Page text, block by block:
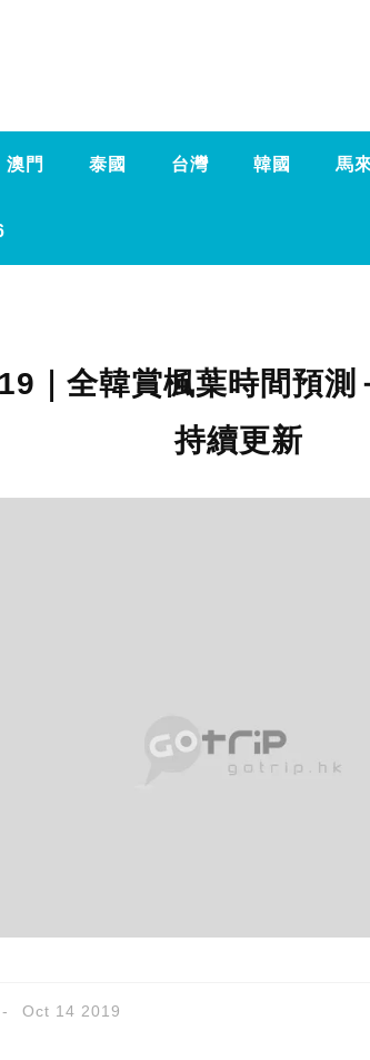
澳門 泰國 台灣 韓國 馬
｜全韓賞楓葉時間預測
持續更新
Oct 14 2019